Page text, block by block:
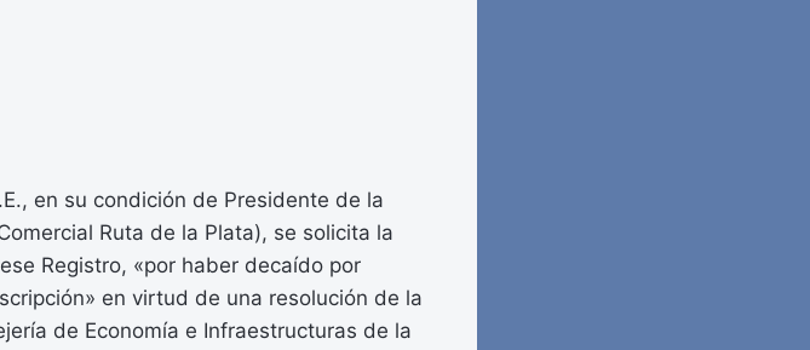
en su condición de Presidente de la
Ruta de la Plata), se solicita la
Registro, «por haber decaído por
en virtud de una resolución de la
de Economía e Infraestructuras de la